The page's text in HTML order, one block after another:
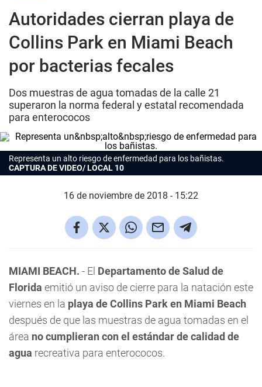
Autoridades cierran playa de
Collins Park en Miami Beach
por bacterias fecales
Dos muestras de agua tomadas de la calle 21
superaron la norma federal y estatal recomendada
para enterococos
Representa un alto riesgo de enfermedad para los bañistas.
CAPTURA DE VIDEO/ LOCAL 10
16 de noviembre de 2018 - 15:22
MIAMI BEACH. - El Departamento de Salud de
Florida emitió un aviso de cierre para la natación este
viernes en la playa de Collins Park en Miami Beach
después de que las muestras de agua tomadas en el
área no cumplieran con el estándar de calidad de
agua recreativa para enterococos.